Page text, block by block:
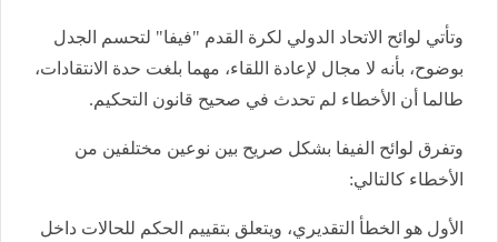
وتأتي لوائح الاتحاد الدولي لكرة القدم "فيفا" لتحسم الجدل
بوضوح، بأنه لا مجال لإعادة اللقاء، مهما بلغت حدة الانتقادات،
طالما أن الأخطاء لم تحدث في صحيح قانون التحكيم.
وتفرق لوائح الفيفا بشكل صريح بين نوعين مختلفين من
الأخطاء كالتالي:
الأول هو الخطأ التقديري، ويتعلق بتقييم الحكم للحالات داخل